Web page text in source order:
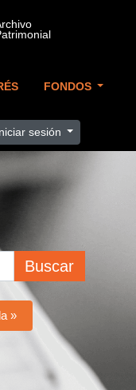
FONDOS
sesión
Buscar
»